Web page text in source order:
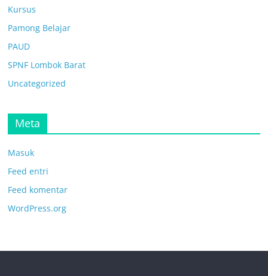
Kursus
Pamong Belajar
PAUD
SPNF Lombok Barat
Uncategorized
Meta
Masuk
Feed entri
Feed komentar
WordPress.org